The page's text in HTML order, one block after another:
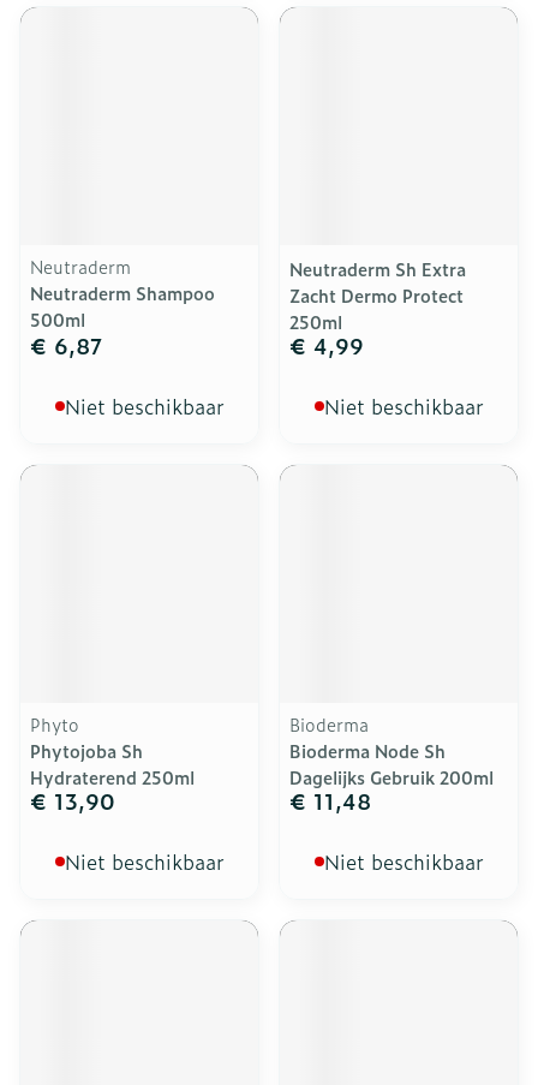
Neutraderm
Neutraderm Shampoo
500ml
€ 6,87
Niet beschikbaar
Neutraderm Sh Extra
Zacht Dermo Protect
250ml
€ 4,99
Niet beschikbaar
Phyto
Phytojoba Sh
Hydraterend 250ml
€ 13,90
Niet beschikbaar
Bioderma
Bioderma Node Sh
Dagelijks Gebruik 200ml
€ 11,48
Niet beschikbaar